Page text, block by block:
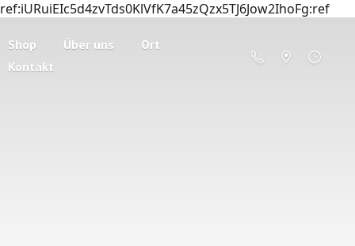
ref:iURuiEIc5d4zvTds0KlVfK7a45zQzx5TJ6Jow2IhoFg:ref
Shop Über uns
Ort
Kontakt